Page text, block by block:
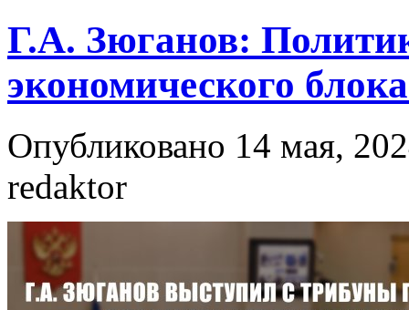
Г.А. Зюганов:
экономического
Опубликовано 14 мая,
redaktor